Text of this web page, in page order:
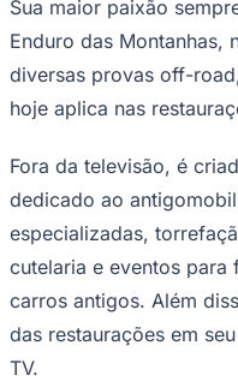
Sua maior paixão
Enduro das Montanhas,
diversas provas off-
hoje aplica nas
Fora da televisão, é
dedicado ao
especializadas,
cutelaria e eventos
carros antigos. Além
das restaurações em
TV.